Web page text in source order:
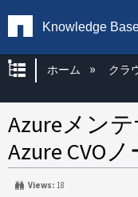
Knowledge
グローバル
ホーム クラ
Azureメン
Azure CVO
Views: 18